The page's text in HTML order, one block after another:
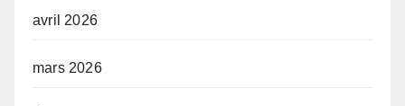
avril 2026
mars 2026